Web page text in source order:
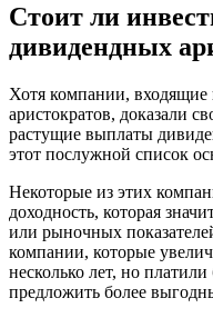
Стоит ли
дивидендных
Хотя компании, входящие
аристократов, доказали
растущие выплаты
этот послужной список
Некоторые из этих
доходность, которая
или рыночных
компании, которые
несколько лет, но
предложить более